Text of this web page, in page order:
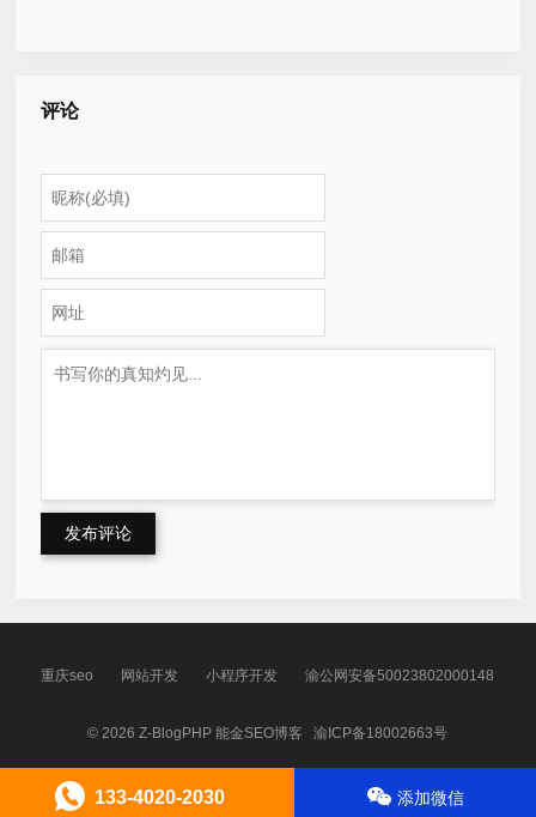
评论
发布评论
重庆seo 网站开发 小程序开发 渝公网安备50023802000148
© 2026Z-BlogPHP 能金SEO博客渝ICP备18002663号
133-4020-2030 添加微信